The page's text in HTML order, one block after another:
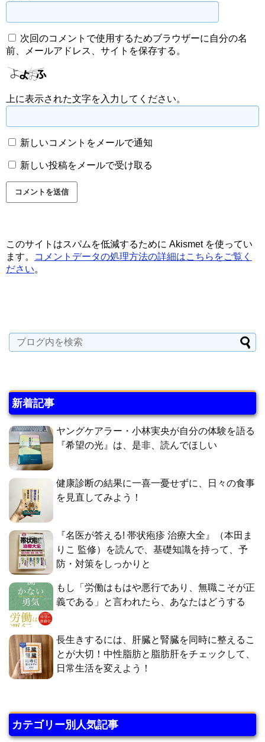
次回のコメントで使用するためブラウザーに自分の名
前、メールアドレス、サイトを保存する。
上に表示された文字を入力してください。
新しいコメントをメールで通知
新しい投稿をメールで受け取る
このサイトはスパムを低減するために Akismet を使ってい
ます。
コメントデータの処理方法の詳細はこちらをご覧く
ださい。
新着記事
ヤングケアラー・小林実央が自分の体験を語る
『希望の光』は、是非、読んでほしい
健康診断の結果に一喜一憂せずに、日々の食事
を見直してみよう！
『名医が答える! 帯状疱疹 治療大全』（本田ま
りこ 監修）を読んで、基礎知識を持って、予
防・対策をしっかりと
もし「労働はもはや悪行であり、無職こそが正
義である」と言われたら、あなたはどうする
長生きするには、肝臓と腎臓を同時に整えるこ
とが大切！中性脂肪と脂肪肝をチェックして、
日常生活を変えよう！
カテゴリー別人気記事